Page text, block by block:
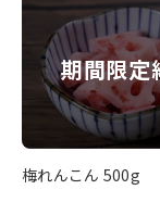
期間限定
梅れんこん 500g